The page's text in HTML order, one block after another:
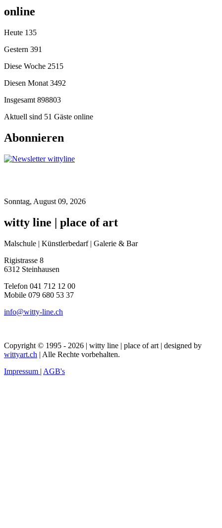
online
Heute 135
Gestern 391
Diese Woche 2515
Diesen Monat 3492
Insgesamt 898803
Aktuell sind 51 Gäste online
Abonnieren
Sonntag, August 09, 2026
witty line | place of art
Malschule | Künstlerbedarf | Galerie & Bar
Rigistrasse 8
6312 Steinhausen
Telefon 041 712 12 00
Mobile 079 680 53 37
info@witty-line.ch
Copyright © 1995 - 2026 | witty line | place of art | designed by
wittyart.ch | Alle Rechte vorbehalten.
Impressum | AGB's